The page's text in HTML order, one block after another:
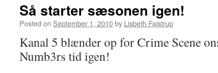
Så starter sæsonen igen!
Posted on September 1, 2010by Lisbeth Fajstrup
Kanal 5 blænder op for Crime Scene
Numb3rs tid igen!